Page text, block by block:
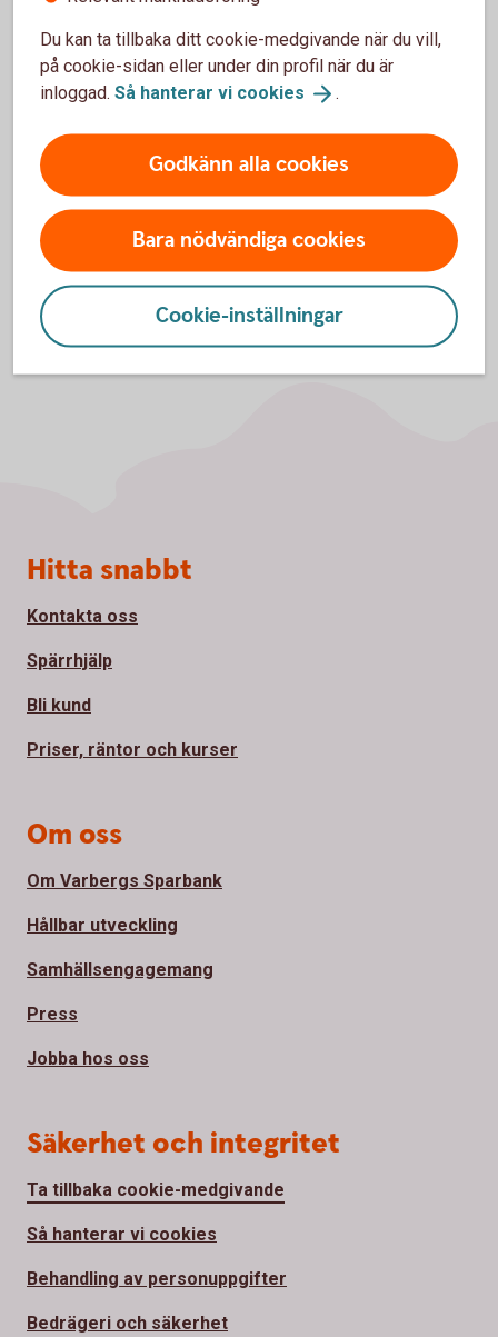
För att se detta innehåll behöver du först
godkänna cookies för Funktioner, prestanda
och statistik.
Inställningar för cookies
Du kan ta tillbaka ditt cookie-medgivande när du vill,
på cookie-sidan eller under din profil när du är
inloggad. Så hanterar vi cookies .
Godkänn alla cookies
Bara nödvändiga cookies
Cookie-inställningar
Sidfot
Hitta snabbt
Kontakta oss
Spärrhjälp
Bli kund
Priser, räntor och kurser
Om oss
Om Varbergs Sparbank
Hållbar utveckling
Samhällsengagemang
Press
Jobba hos oss
Säkerhet och integritet
Ta tillbaka cookie-medgivande
Så hanterar vi cookies
Behandling av personuppgifter
Bedrägeri och säkerhet